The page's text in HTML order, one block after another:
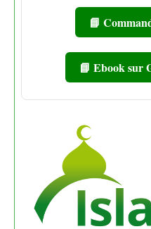
📘
📘 Ebook sur